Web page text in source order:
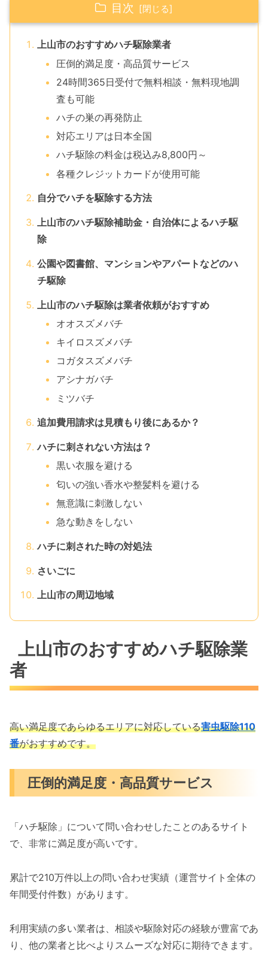
目次
上山市のおすすめハチ駆除業者
圧倒的満足度・高品質サービス
24時間365日受付で無料相談・無料現地調
査も可能
ハチの巣の再発防止
対応エリアは日本全国
ハチ駆除の料金は税込み8,800円～
各種クレジットカードが使用可能
自分でハチを駆除する方法
上山市のハチ駆除補助金・自治体によるハチ駆
除
公園や図書館、マンションやアパートなどのハ
チ駆除
上山市のハチ駆除は業者依頼がおすすめ
オオスズメバチ
キイロスズメバチ
コガタスズメバチ
アシナガバチ
ミツバチ
追加費用請求は見積もり後にあるか？
ハチに刺されない方法は？
黒い衣服を避ける
匂いの強い香水や整髪料を避ける
無意識に刺激しない
急な動きをしない
ハチに刺された時の対処法
さいごに
上山市の周辺地域
上山市のおすすめハチ駆除業
者
高い満足度であらゆるエリアに対応している害虫駆除110
番がおすすめです。
圧倒的満足度・高品質サービス
「ハチ駆除」について問い合わせしたことのあるサイト
で、非常に満足度が高いです。
累計で210万件以上の問い合わせ実績（運営サイト全体の
年間受付件数）があります。
利用実績の多い業者は、相談や駆除対応の経験が豊富であ
り、他の業者と比べよりスムーズな対応に期待できます。